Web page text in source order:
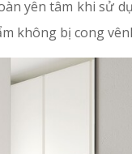
yên tâm khi sử
không bị cong